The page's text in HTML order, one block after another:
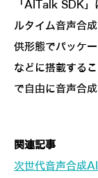
「AITalk SDK
ルタイム音声合
供形態でパッケ
などに搭載する
で自由に音声合
関連記事
次世代音声合成